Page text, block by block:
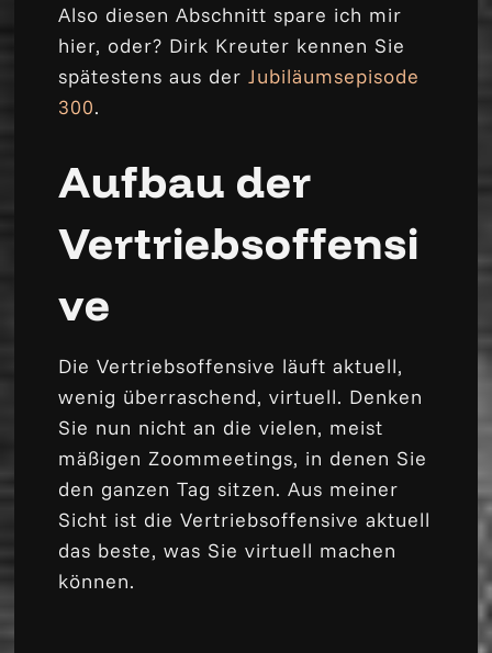
Also diesen Abschnitt spare ich mir
hier, oder? Dirk Kreuter kennen Sie
spätestens aus derJubiläumsepisode
300.
Aufbau der
Vertriebsoffensi
ve
Die Vertriebsoffensive läuft aktuell,
wenig überraschend, virtuell. Denken
Sie nun nicht an die vielen, meist
mäßigen Zoommeetings, in denen Sie
den ganzen Tag sitzen. Aus meiner
Sicht ist die Vertriebsoffensive aktuell
das beste, was Sie virtuell machen
können.